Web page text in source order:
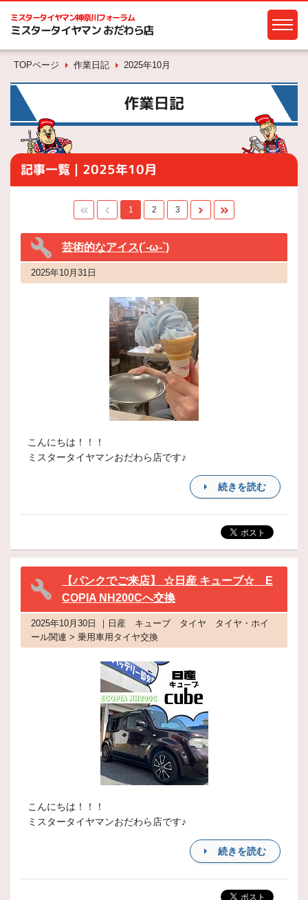
ミスタータイヤマン神奈川フォーラム
ミスタータイヤマン おだわら店
TOPページ 作業日記 2025年10月
作業日記
記事一覧｜2025年10月
1 2 3
芸術的なアイス(´-ω-`)
2025年10月31日
こんにちは！！！
ミスタータイヤマンおだわら店です♪
続きを読む
【パンクでご来店】 ☆日産 キューブ☆ E
COPIA NH200Cへ交換
2025年10月30日 ｜日産 キューブ タイヤ タイヤ・ホイ
ール関連 > 乗用車用タイヤ交換
こんにちは！！！
ミスタータイヤマンおだわら店です♪
続きを読む